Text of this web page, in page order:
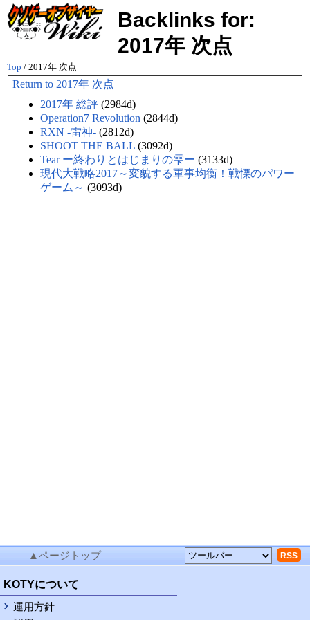
Backlinks for:
2017年 次点
Top / 2017年 次点
Return to 2017年 次点
2017年 総評 (2984d)
Operation7 Revolution (2844d)
RXN -雷神- (2812d)
SHOOT THE BALL (3092d)
Tear ー終わりとはじまりの雫ー (3133d)
現代大戦略2017～変貌する軍事均衡！戦慄のパワー
ゲーム～ (3093d)
▲ページトップ RSS
KOTYについて
運用方針